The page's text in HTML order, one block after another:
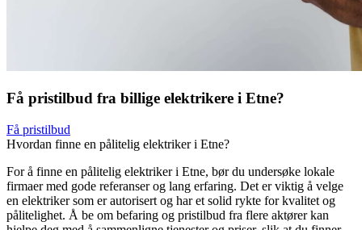
Få pristilbud fra billige elektrikere i Etne?
Få pristilbud
Hvordan finne en pålitelig elektriker i Etne?
For å finne en pålitelig elektriker i Etne, bør du undersøke lokale
firmaer med gode referanser og lang erfaring. Det er viktig å velge
en elektriker som er autorisert og har et solid rykte for kvalitet og
pålitelighet. Å be om befaring og pristilbud fra flere aktører kan